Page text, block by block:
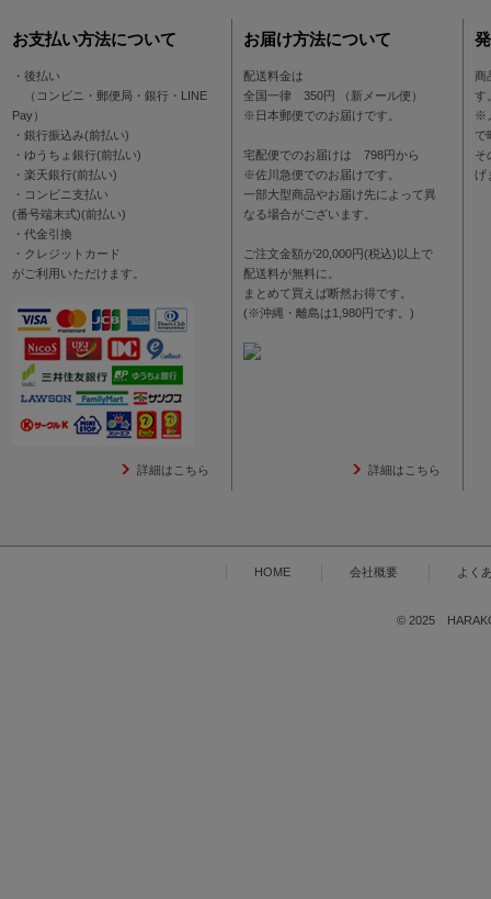
お支払い方法について
・後払い
（コンビニ・郵便局・銀行・LINE
Pay）
・銀行振込み(前払い)
・ゆうちょ銀行(前払い)
・楽天銀行(前払い)
・コンビニ支払い
(番号端末式)(前払い)
・代金引換
・クレジットカード
がご利用いただけます。
詳細はこちら
お届け方法について
配送料金は
全国一律 350円 （新メール便）
※日本郵便でのお届けです。
宅配便でのお届けは 798円から
※佐川急便でのお届けです。
一部大型商品やお届け先によって異
なる場合がございます。
ご注文金額が20,000円(税込)以上で
配送料が無料に。
まとめて買えば断然お得です。
(※沖縄・離島は1,980円です。)
詳細はこちら
商
す
※
で
そ
げ
HOME 会社概要 よく
© 2025